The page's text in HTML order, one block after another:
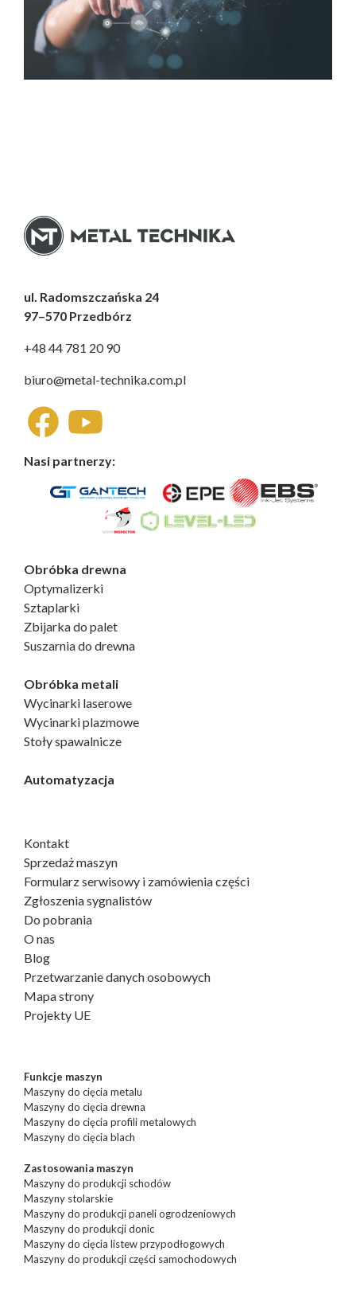
ul. Radomszczańska 24
97–570 Przedbórz
+48 44 781 20 90
biuro@metal-technika.com.pl
Nasi partnerzy:
Obróbka drewna
Optymalizerki
Sztaplarki
Zbijarka do palet
Suszarnia do drewna
Obróbka metali
Wycinarki laserowe
Wycinarki plazmowe
Stoły spawalnicze
Automatyzacja
Kontakt
Sprzedaż maszyn
Formularz serwisowy i zamówienia części
Zgłoszenia sygnalistów
Do pobrania
O nas
Blog
Przetwarzanie danych osobowych
Mapa strony
Projekty UE
Funkcje maszyn
Maszyny do cięcia metalu
Maszyny do cięcia drewna
Maszyny do cięcia profili metalowych
Maszyny do cięcia blach
Zastosowania maszyn
Maszyny do produkcji schodów
Maszyny stolarskie
Maszyny do produkcji paneli ogrodzeniowych
Maszyny do produkcji donic
Maszyny do cięcia listew przypodłogowych
Maszyny do produkcji części samochodowych